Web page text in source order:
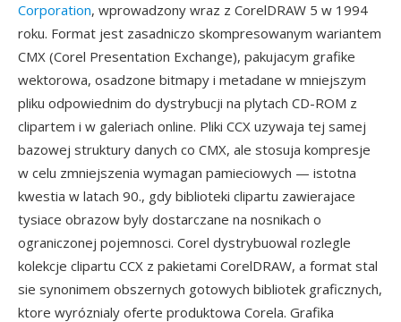
Corporation, wprowadzony wraz z CorelDRAW 5 w 1994
roku. Format jest zasadniczo skompresowanym wariantem
CMX (Corel Presentation Exchange), pakujacym grafike
wektorowa, osadzone bitmapy i metadane w mniejszym
pliku odpowiednim do dystrybucji na plytach CD-ROM z
clipartem i w galeriach online. Pliki CCX uzywaja tej samej
bazowej struktury danych co CMX, ale stosuja kompresje
w celu zmniejszenia wymagan pamieciowych — istotna
kwestia w latach 90., gdy biblioteki clipartu zawierajace
tysiace obrazow byly dostarczane na nosnikach o
ograniczonej pojemnosci. Corel dystrybuowal rozlegle
kolekcje clipartu CCX z pakietami CorelDRAW, a format stal
sie synonimem obszernych gotowych bibliotek graficznych,
ktore wyróznialy oferte produktowa Corela. Grafika